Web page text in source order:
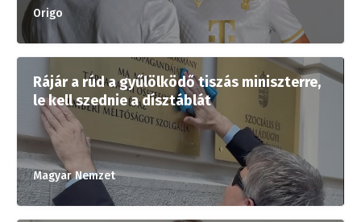
Origo
Rájár a rúd a gyűlölködő tiszás miniszterre,
le kell szednie a dísztáblát
Magyar Nemzet